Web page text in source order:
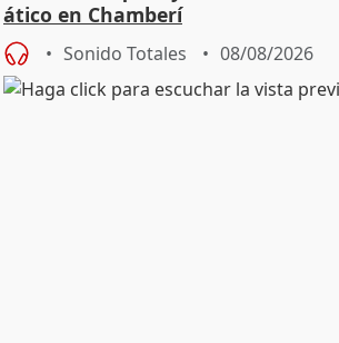
ático en Chamberí
Sonido Totales 08/08/2026